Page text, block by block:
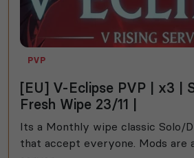
PVP
[EU] V-Eclipse PVP | x3 |
Fresh Wipe 23/11 |
Its a Monthly wipe classic Solo/
that accept everyone. Mods are